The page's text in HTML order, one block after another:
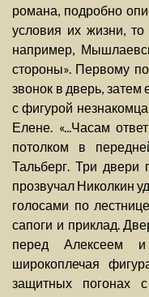
романа, подробно
условия их жизни, то
например,
стороны». Первому
звонок в дверь, затем
с фигурой
Елене. «...Часам
потолком в
Тальберг. Три двери
прозвучал Николкин
голосами по
сапоги и приклад.
перед Алексеем и
широкоплечая
защитных погонах